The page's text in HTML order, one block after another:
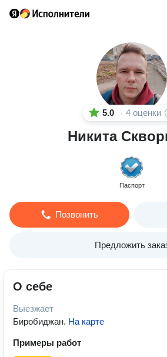
5.0 · 4 оценки
Никита
Паспорт
Позвонить
Предложить
О себе
Выезжает
Биробиджан. На карте
Примеры работ